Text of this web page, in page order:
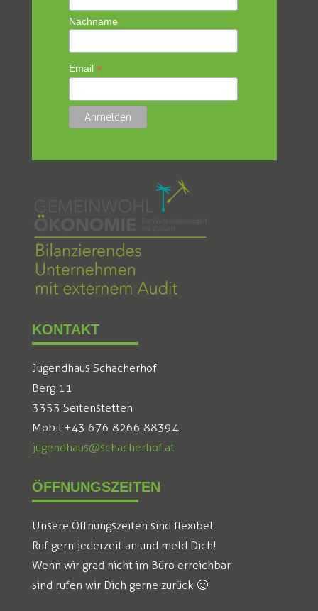
Nachname
Email*
KONTAKT
Jugendhaus Schacherhof
Berg 11
3353 Seitenstetten
Mobil +43 676 8266 88394
jugendhaus@schacherhof.at
ÖFFNUNGSZEITEN
Unsere Öffnungszeiten sind flexibel.
Ruf gern jederzeit an und meld Dich!
Wenn wir grad nicht im Büro erreichbar
sind rufen wir Dich gerne zurück 🙂